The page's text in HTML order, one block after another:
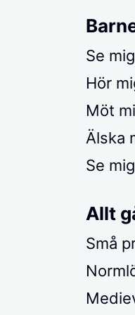
Se
Hör
Möt
Älska
Se
Allt
Små